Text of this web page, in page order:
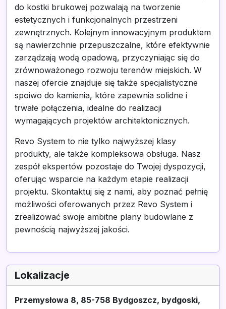
do kostki brukowej pozwalają na tworzenie
estetycznych i funkcjonalnych przestrzeni
zewnętrznych. Kolejnym innowacyjnym produktem
są nawierzchnie przepuszczalne, które efektywnie
zarządzają wodą opadową, przyczyniając się do
zrównoważonego rozwoju terenów miejskich. W
naszej ofercie znajduje się także specjalistyczne
spoiwo do kamienia, które zapewnia solidne i
trwałe połączenia, idealne do realizacji
wymagających projektów architektonicznych.
Revo System to nie tylko najwyższej klasy
produkty, ale także kompleksowa obsługa. Nasz
zespół ekspertów pozostaje do Twojej dyspozycji,
oferując wsparcie na każdym etapie realizacji
projektu. Skontaktuj się z nami, aby poznać pełnię
możliwości oferowanych przez Revo System i
zrealizować swoje ambitne plany budowlane z
pewnością najwyższej jakości.
Lokalizacje
Przemysłowa 8, 85-758 Bydgoszcz, bydgoski,